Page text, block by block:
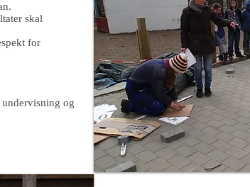
skal
for
og